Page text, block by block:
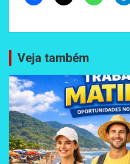
Veja também